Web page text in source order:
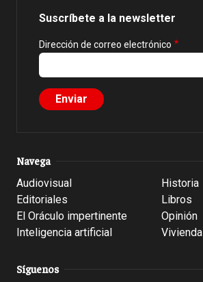
Suscríbete a la newsletter
Dirección de correo electrónico
Navega
Audiovisual
Editoriales
El Oráculo impertinente
Inteligencia artificial
Historia
Libros
Opinión
Vivienda
Síguenos